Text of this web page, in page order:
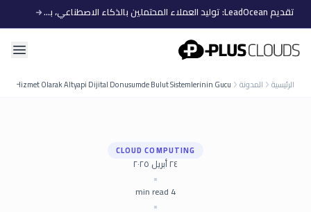
تقديم LeadOcean: توليد العملاء المحتملين بالذكاء الاصطناعي، بيانات منتقاة، توسع سهل
PlusClouds
الرئيسية المدونة Iaas Hizmet Olarak Altyapi Dijital Donusumde Bulut Sistemlerinin Gucu
CLOUD COMPUTING
٢٤ أبريل ٢٠٢٥
•
4
•